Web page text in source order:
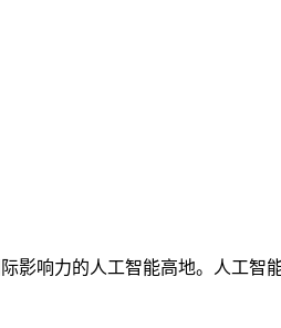
响力的人工智能高地。人工智